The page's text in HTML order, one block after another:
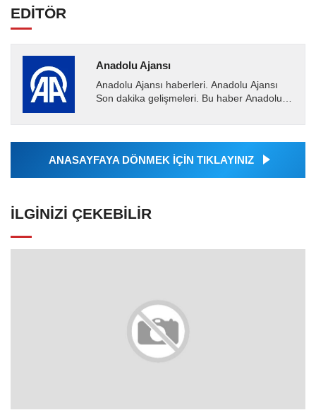
EDİTÖR
Anadolu Ajansı
Anadolu Ajansı haberleri. Anadolu Ajansı
Son dakika gelişmeleri. Bu haber Anadolu
Ajansı tarafından...
ANASAYFAYA DÖNMEK İÇİN TIKLAYINIZ
İLGINIZI ÇEKEBILIR